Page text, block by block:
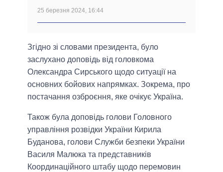
25 березня 2024, 16:44
Згідно зі словами президента, було
заслухано доповідь від головкома
Олександра Сирського щодо ситуації на
основних бойових напрямках. Зокрема, про
постачання озброєння, яке очікує Україна.
Також була доповідь голови Головного
управління розвідки України Кирила
Буданова, голови Служби безпеки України
Василя Малюка та представників
Координаційного штабу щодо перемовин